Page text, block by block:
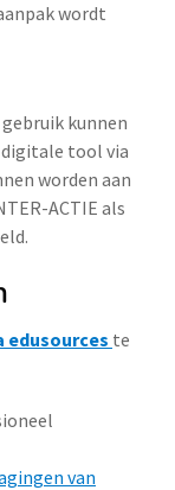
wordt
kunnen
digitale tool via
worden aan
ACTIE als
edusources te
van